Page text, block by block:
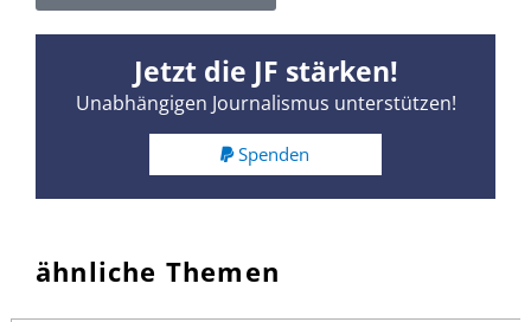
Jetzt die JF stärken!
Unabhängigen Journalismus unterstützen!
Spenden
ähnliche Themen